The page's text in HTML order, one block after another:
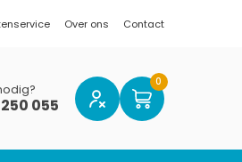
Over ons Contact
055